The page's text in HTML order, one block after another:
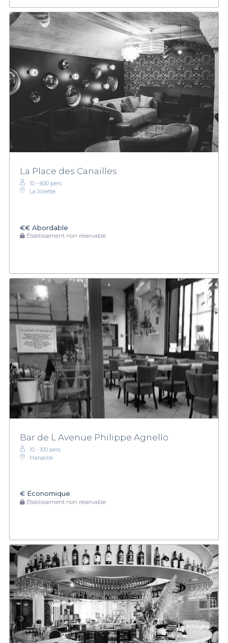
La Place des Canailles
10 - 600 pers.
La Joliette
€€ Abordable
Établissement non réservable
Bar de L Avenue Philippe Agnello
10 - 100 pers.
Marseille
€ Économique
Établissement non réservable